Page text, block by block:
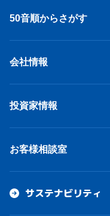
50音順からさがす
会社情報
投資家情報
お客様相談室
サステナビリティ